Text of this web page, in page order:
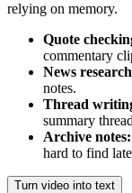
relying on memory.
Quote
commentary
News research
notes.
Thread
summary
Archive notes:
hard to find
Turn video into text